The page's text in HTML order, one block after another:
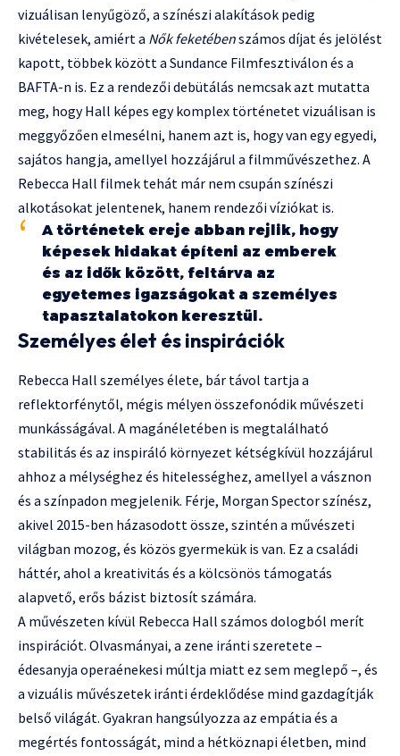
vizuálisan lenyűgöző, a színészi alakítások pedig
kivételesek, amiért a Nők feketébenszámos díjat és jelölést
kapott, többek között a Sundance Filmfesztiválon és a
BAFTA-n is. Ez a rendezői debütálás nemcsak azt mutatta
meg, hogy Hall képes egy komplex történetet vizuálisan is
meggyőzően elmesélni, hanem azt is, hogy van egy egyedi,
sajátos hangja, amellyel hozzájárul a filmművészethez. A
Rebecca Hall filmek tehát már nem csupán színészi
alkotásokat jelentenek, hanem rendezői víziókat is.
A történetek ereje abban rejlik, hogy
képesek hidakat építeni az emberek
és az idők között, feltárva az
egyetemes igazságokat a személyes
tapasztalatokon keresztül.
Személyes élet és inspirációk
Rebecca Hall személyes élete, bár távol tartja a
reflektorfénytől, mégis mélyen összefonódik művészeti
munkásságával. A magánéletében is megtalálható
stabilitás és az inspiráló környezet kétségkívül hozzájárul
ahhoz a mélységhez és hitelességhez, amellyel a vásznon
és a színpadon megjelenik. Férje, Morgan Spector színész,
akivel 2015-ben házasodott össze, szintén a művészeti
világban mozog, és közös gyermekük is van. Ez a családi
háttér, ahol a kreativitás és a kölcsönös támogatás
alapvető, erős bázist biztosít számára.
A művészeten kívül Rebecca Hall számos dologból merít
inspirációt. Olvasmányai, a zene iránti szeretete –
édesanyja operaénekesi múltja miatt ez sem meglepő –, és
a vizuális művészetek iránti érdeklődése mind gazdagítják
belső világát. Gyakran hangsúlyozza az empátia és a
megértés fontosságát, mind a hétköznapi életben, mind